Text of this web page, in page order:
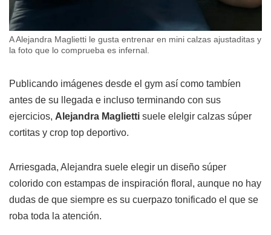
A Alejandra Maglietti le gusta entrenar en mini calzas ajustaditas y
la foto que lo comprueba es infernal.
Publicando imágenes desde el gym así como tambíen
antes de su llegada e incluso terminando con sus
ejercicios, Alejandra Maglietti suele elelgir calzas súper
cortitas y crop top deportivo.
Arriesgada, Alejandra suele elegir un diseño súper
colorido con estampas de inspiración floral, aunque no hay
dudas de que siempre es su cuerpazo tonificado el que se
roba toda la atención.